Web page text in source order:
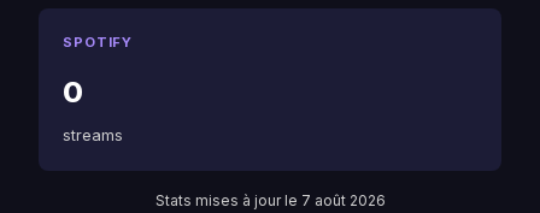
SPOTIFY
0
streams
Stats mises à jour le 7 août 2026